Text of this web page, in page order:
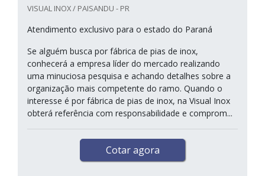
VISUAL INOX / PAISANDU - PR
Atendimento exclusivo para o estado do Paraná
Se alguém busca por fábrica de pias de inox,
conhecerá a empresa líder do mercado realizando
uma minuciosa pesquisa e achando detalhes sobre a
organização mais competente do ramo. Quando o
interesse é por fábrica de pias de inox, na Visual Inox
obterá referência com responsabilidade e comprom...
Cotar agora